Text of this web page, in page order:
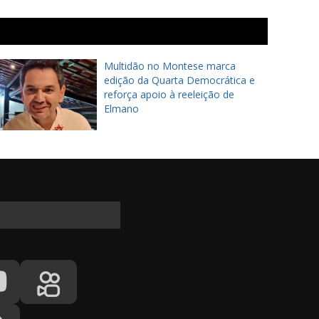
Multidão no Montese marca
edição da Quarta Democrática e
reforça apoio à reeleição de
Elmano